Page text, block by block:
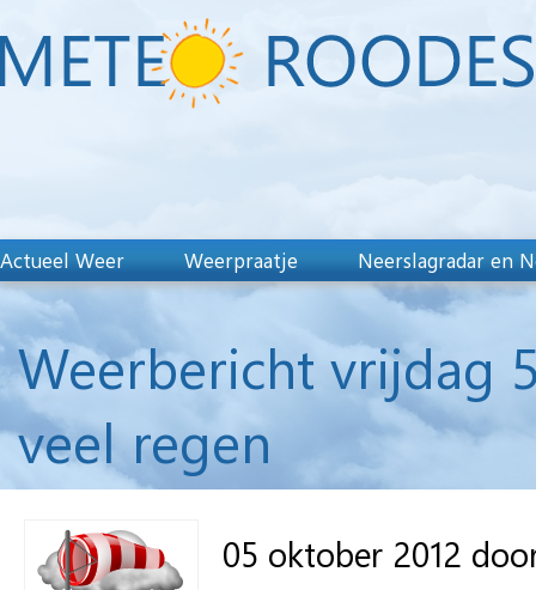
Actueel Weer Weerpraatje Neerslagradar en
Weerbericht vrijdag
veel regen
05 oktober 2012